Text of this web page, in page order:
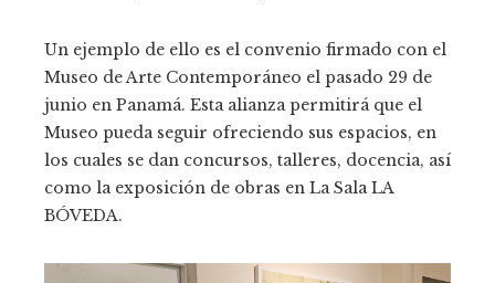
Un ejemplo de ello es el convenio firmado con el
Museo de Arte Contemporáneo el pasado 29 de
junio en Panamá. Esta alianza permitirá que el
Museo pueda seguir ofreciendo sus espacios, en
los cuales se dan concursos, talleres, docencia, así
como la exposición de obras en La Sala LA
BÓVEDA.